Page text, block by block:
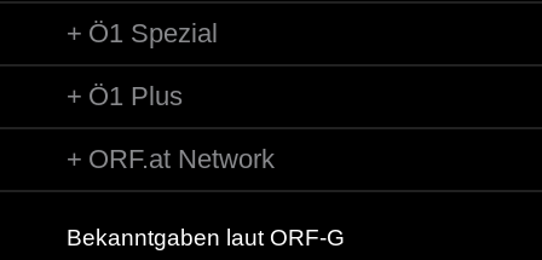
Ö1 Spezial
Ö1 Plus
ORF.at Network
Bekanntgaben laut ORF-G